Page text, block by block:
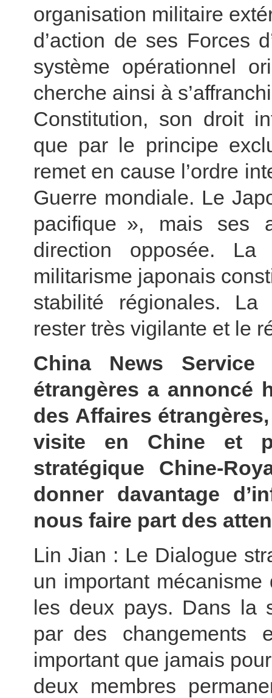
organisation militaire
d’action de ses Forces
système opérationnel
cherche ainsi à
Constitution, son droit
que par le principe
remet en cause l’ordre
Guerre mondiale. Le
pacifique », mais ses
direction opposée. La
militarisme japonais
stabilité régionales. La
rester très vigilante et le
China News
étrangères a annoncé
des Affaires
visite en Chine et
stratégique Chine-
donner davantage
nous faire part des
Lin Jian : Le Dialogue
un important
les deux pays. Dans la
par des
important que jamais
deux membres